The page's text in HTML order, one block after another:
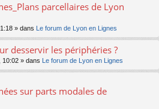
parcellaires de Lyon
» dans Le forum de Lyon en Lignes
desservir les périphéries ?
10:02 » dans Le forum de Lyon en Lignes
sur parts modales de